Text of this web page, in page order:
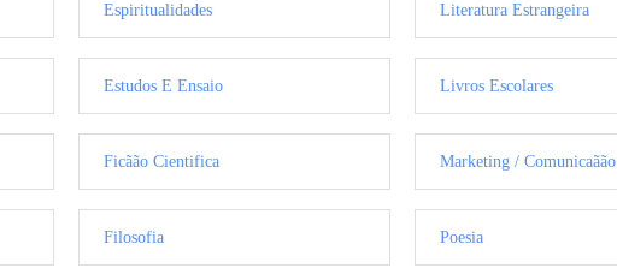
Espiritualidades
Estudos E Ensaio
Ficãão Cientifica
Filosofia
Literatura Estrangeira
Livros Escolares
Marketing / Comunicaãão
Poesia